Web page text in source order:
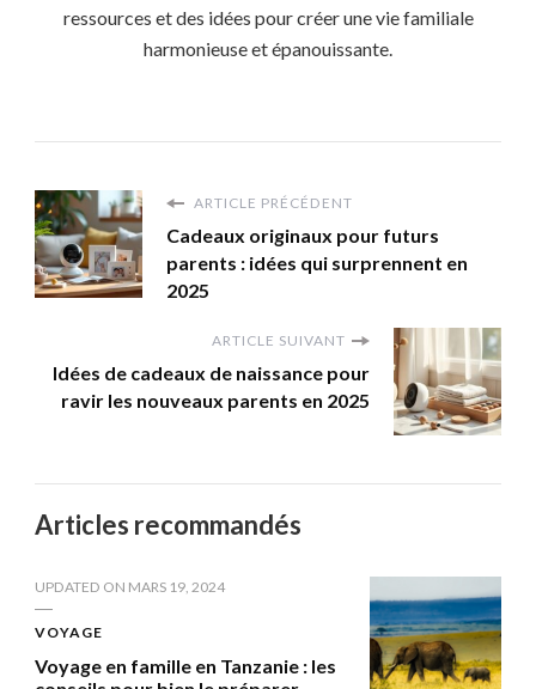
ressources et des idées pour créer une vie familiale
harmonieuse et épanouissante.
ARTICLE PRÉCÉDENT
Cadeaux originaux pour futurs
parents : idées qui surprennent en
2025
ARTICLE SUIVANT
Idées de cadeaux de naissance pour
ravir les nouveaux parents en 2025
Articles recommandés
UPDATED ON MARS 19, 2024
VOYAGE
Voyage en famille en Tanzanie : les